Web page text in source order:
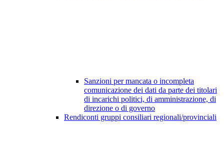
Sanzioni per mancata o incompleta
comunicazione dei dati da parte dei titolari
di incarichi politici, di amministrazione, di
direzione o di governo
Rendiconti gruppi consiliari regionali/provinciali